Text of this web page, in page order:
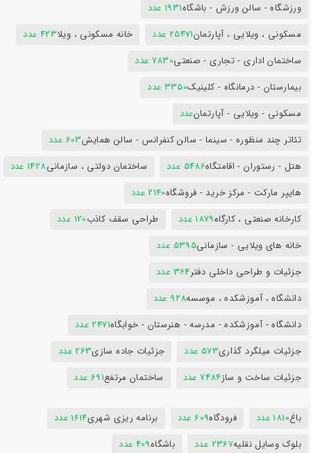
ورزشگاه - سالن ورزش - باشگاه1931 عدد
مسکونی ، ویلایی ، آپارتمان25471 عدد خانه مسکونی ، ویلا423 عدد
ساختمان اداری - تجاری - صنعتی7830 عدد
بیمارستان - درمانگاه - کلینیک3350 عدد
مسکونی - ویلایی - آپارتمانعدد
تئاتر چند منظوره - سینما - سالن کنفرانس - سالن همایش603 عدد
هتل - رستوران - اقامتگاه5486 عدد ساختمان دولتی ، سازمانی1428 عدد
هایپر مارکت - مرکز خرید - فروشگاه2140 عدد
کارخانه صنعتی ، کارگاه1879 عدد طراحی سقف کاذب120 عدد
خانه های ویلایی - سازمانی5395 عدد
جزئیات و طراحی داخلی دفتر364 عدد
دانشگاه ، آموزشکده ، موسسه928 عدد
دانشگاه - آموزشکده - مدرسه - هنرستان - خوابگاه2471 عدد
جزئیات میلگرد گذاری573 عدد جزئیات جاده سازی263 عدد
جزئیات ساخت و ساز7484 عدد ساختمان مرتفع691 عدد
باغ1810 عدد فرودگاه609 عدد برنامه ریزی شهری1614 عدد
بلوک وسایل نقلیه2367 عدد باشگاه409 عدد